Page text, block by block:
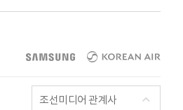
조선미디어 관계사